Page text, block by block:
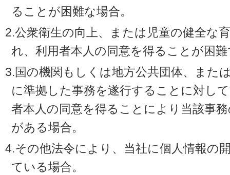
ることが困難な場合。
2.公衆衛生の向上、または児童の健全な
れ、利用者本人の同意を得ることが困
3.国の機関もしくは地方公共団体、また
に準拠した事務を遂行することに対し
者本人の同意を得ることにより当該事
がある場合。
4.その他法令により、当社に個人情報の
ている場合。